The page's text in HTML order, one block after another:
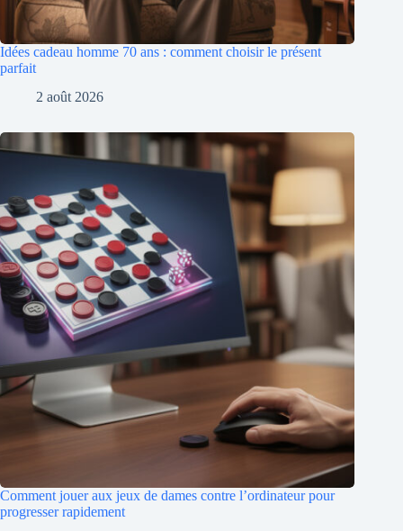
Idées cadeau homme 70 ans : comment choisir le présent
parfait
2 août 2026
Comment jouer aux jeux de dames contre l’ordinateur pour
progresser rapidement